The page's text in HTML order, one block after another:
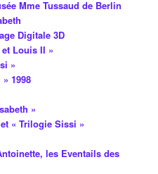
Mme Tussaud de Berlin
Digitale 3D
Louis II »
»
1998
»
« Trilogie Sissi »
les Eventails des